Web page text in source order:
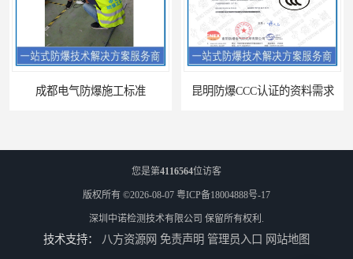
成都电气防爆施工标准 昆明防爆CCC认证的资料需求
您是第4116564位访客
版权所有 ©2026-08-07 粤ICP备18004888号-17
深圳中诺检测技术有限公司 保留所有权利.
技术支持： 八方资源网 免责声明 管理员入口 网站地图